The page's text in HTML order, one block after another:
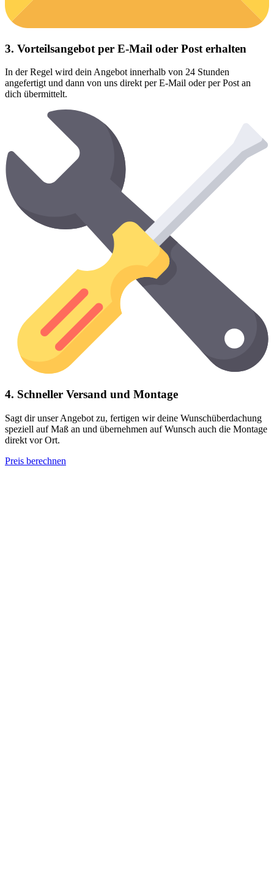
3. Vorteilsangebot per E-Mail oder Post erhalten
In der Regel wird dein Angebot innerhalb von 24 Stunden
angefertigt und dann von uns direkt per E-Mail oder per Post an
dich übermittelt.
4. Schneller Versand und Montage
Sagt dir unser Angebot zu, fertigen wir deine Wunschüberdachung
speziell auf Maß an und übernehmen auf Wunsch auch die Montage
direkt vor Ort.
Preis berechnen